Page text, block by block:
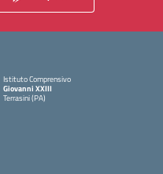
Istituto Comprensivo
Giovanni XXIII
Terrasini (PA)